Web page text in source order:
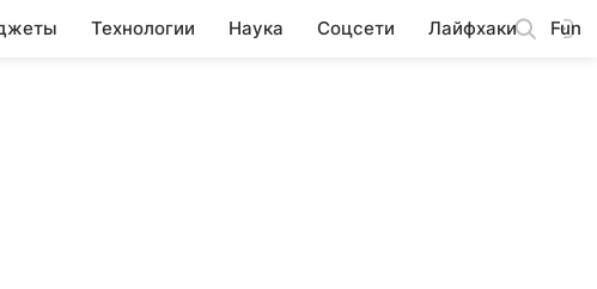
Технологии Наука Соцсети Лайфхаки Fun